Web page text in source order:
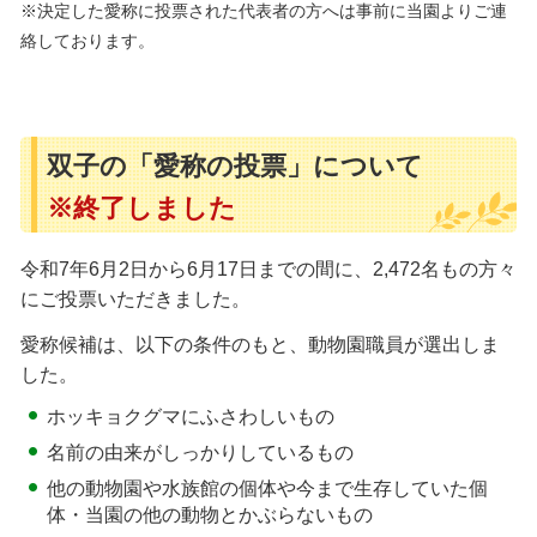
※決定した愛称に投票された代表者の方へは事前に当園よりご連
絡しております。
双子の「愛称の投票」について
※終了しました
令和7年6月2日から6月17日までの間に、2,472名もの方々
にご投票いただきました。
愛称候補は、以下の条件のもと、動物園職員が選出しま
した。
ホッキョクグマにふさわしいもの
名前の由来がしっかりしているもの
他の動物園や水族館の個体や今まで生存していた個
体・当園の他の動物とかぶらないもの